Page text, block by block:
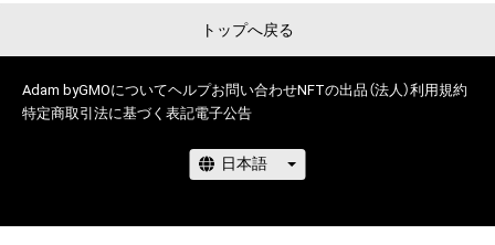
トップへ戻る
Adam byGMOについてヘルプお問い合わせNFTの出品（法人）利用規約
特定商取引法に基づく表記電子公告